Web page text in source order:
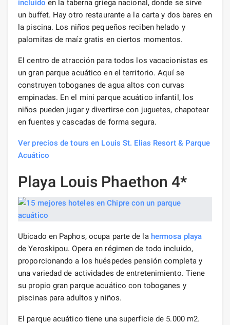
incluido en la taberna griega nacional, donde se sirve
un buffet. Hay otro restaurante a la carta y dos bares en
la piscina. Los niños pequeños reciben helado y
palomitas de maíz gratis en ciertos momentos.
El centro de atracción para todos los vacacionistas es
un gran parque acuático en el territorio. Aquí se
construyen toboganes de agua altos con curvas
empinadas. En el mini parque acuático infantil, los
niños pueden jugar y divertirse con juguetes, chapotear
en fuentes y cascadas de forma segura.
Ver precios de tours en Louis St. Elias Resort & Parque
Acuático
Playa Louis Phaethon 4*
Ubicado en Paphos, ocupa parte de la hermosa playa
de Yeroskipou. Opera en régimen de todo incluido,
proporcionando a los huéspedes pensión completa y
una variedad de actividades de entretenimiento. Tiene
su propio gran parque acuático con toboganes y
piscinas para adultos y niños.
El parque acuático tiene una superficie de 5.000 m2.